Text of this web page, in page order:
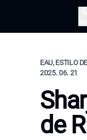
EAU, ESTILO
2025. 06. 21
de